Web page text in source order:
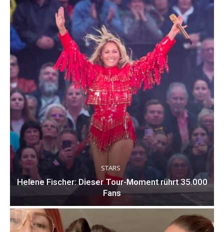
STARS
Helene Fischer: Dieser Tour-Moment rührt 35.000
Fans